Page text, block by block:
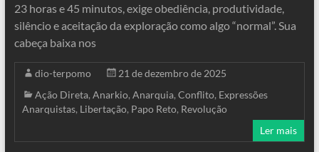
23 horas e 45 minutos, exige obediência, produtividade,
silêncio e aceitação da exploração como algo “normal”. Sua
cabeça baixa nos
dio-terpomo
21 de dezembro de 2025
Ação Direta, Anarkio, Anarquia, Conflito, Expressões
Anarquistas, Libertação, Papo Reto, Revolução
Ler mais